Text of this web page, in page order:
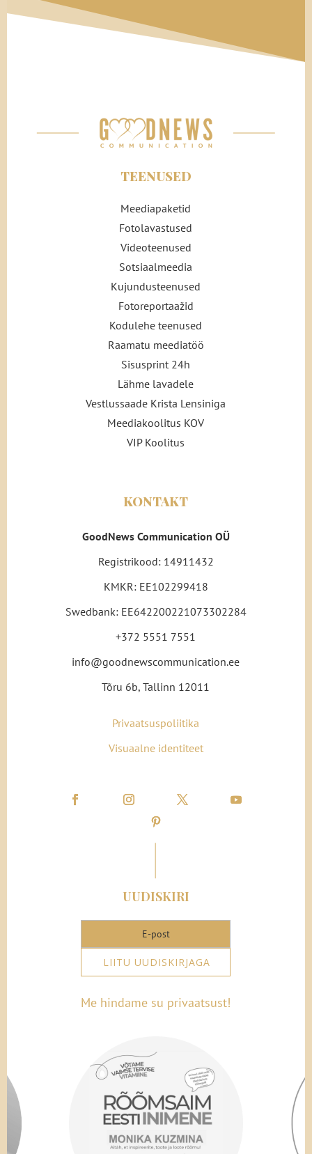
TEENUSED
Meediapaketid
Fotolavastused
Videoteenused
Sotsiaalmeedia
Kujundusteenused
Fotoreportaažid
Kodulehe teenused
Raamatu meediatöö
Sisusprint 24h
Lähme lavadele
Vestlussaade Krista Lensiniga
Meediakoolitus KOV
VIP Koolitus
UUDISKIRI
LIITU UUDISKIRJAGA
Me hindame su privaatsust!
KONTAKT
GoodNews Communication OÜ
Registrikood: 14911432
KMKR: EE102299418
Swedbank: EE642200221073302284
+372 5551 7551
info@goodnewscommunication.ee
Tõru 6b, Tallinn 12011
Privaatsuspoliitika
Visuaalne identiteet